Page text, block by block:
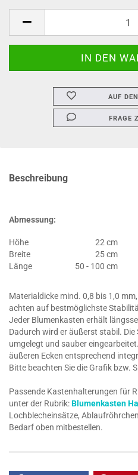
AUF
FRAGE
Beschreibung
Abmessung:
Höhe
22 cm
Breite
25 cm
Länge
50 - 100 cm
Materialdicke mind. 0,8 bis 1,0
achten auf bestmöglichste
Jeder Blumenkasten erhält
Dadurch wird er äußerst stabil.
umgelegt und sauber
äußeren Ecken entsprechend
Bitte beachten Sie die Grafik bzw.
Passende Kastenhalterungen für
unter der Rubrik:Blumenkasten
Lochblecheinsätze,
Bedarf oben mitbestellen.